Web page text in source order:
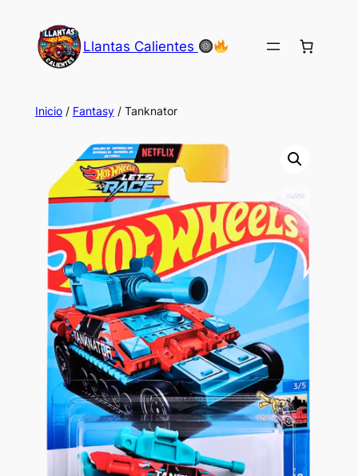
contenido
Llantas Calientes
Inicio/ Fantasy/ Tanknator